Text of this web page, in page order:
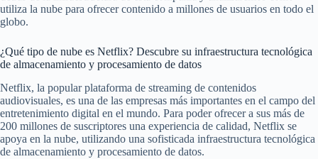
utiliza la nube para ofrecer contenido a millones de usuarios en todo el
globo.
¿Qué tipo de nube es Netflix? Descubre su infraestructura tecnológica
de almacenamiento y procesamiento de datos
Netflix, la popular plataforma de streaming de contenidos
audiovisuales, es una de las empresas más importantes en el campo del
entretenimiento digital en el mundo. Para poder ofrecer a sus más de
200 millones de suscriptores una experiencia de calidad, Netflix se
apoya en la nube, utilizando una sofisticada infraestructura tecnológica
de almacenamiento y procesamiento de datos.